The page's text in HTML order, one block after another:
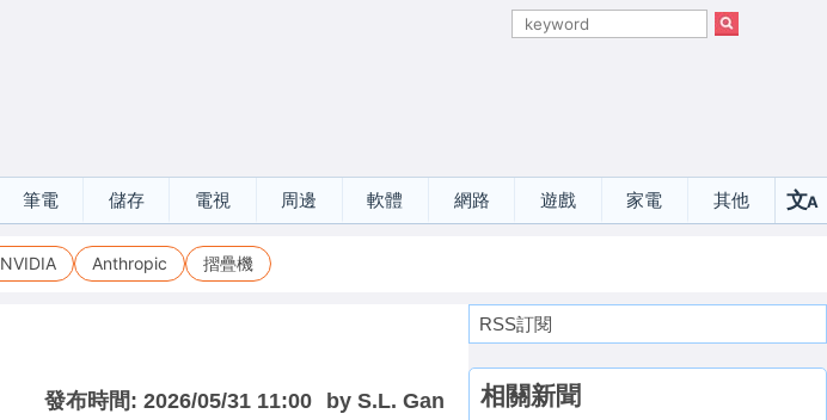
筆電 儲存 電視 周邊 軟體 網路 遊戲 家電 其他 文A
NVIDIA Anthropic 摺疊機
發布時間: 2026/05/31 11:00 by S.L. Gan
RSS訂閱
相關新聞